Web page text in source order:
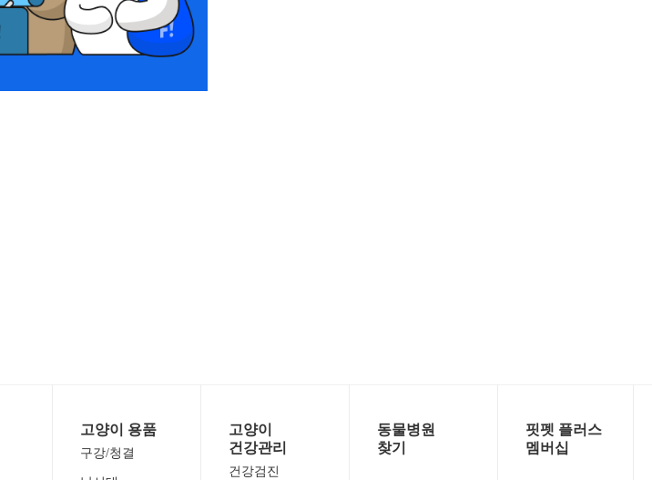
고양이 용품
구강/청결
고양이
건강관리
건강검진
동물병원
찾기
핏펫 플러스
멤버십